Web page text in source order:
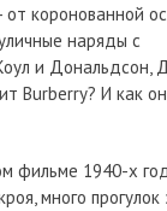
от коронованной
наряды с
и Дональдсон,
Burberry? И как
фильме 1940-х
много прогулок